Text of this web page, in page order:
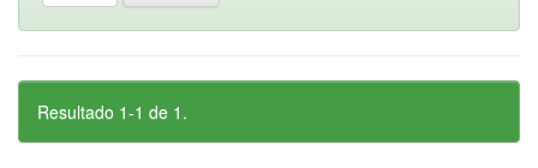
Resultado 1-1 de 1.